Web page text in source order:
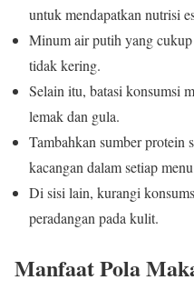
untuk mendapatkan nutrisi
Minum air putih yang
tidak kering.
Selain itu, batasi konsumsi
lemak dan gula.
Tambahkan sumber protein
kacangan dalam setiap
Di sisi lain, kurangi
peradangan pada kulit.
Manfaat Pola